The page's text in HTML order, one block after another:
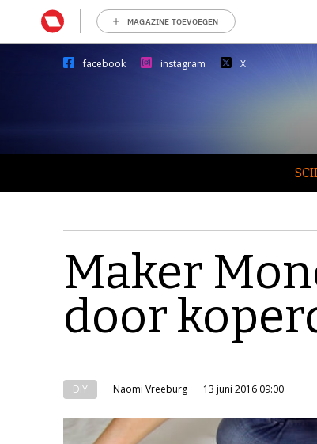
MAGAZINE TOEVOEGEN
facebook instagram X
Maker
door
DIY Naomi Vreeburg 13 juni 2016 09:00